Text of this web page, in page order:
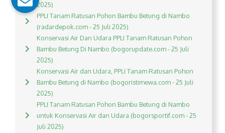
2025)
PPLI Tanam Ratusan Pohon Bambu Betung di Nambo
(radardepok.com - 25 Juli 2025)
Konservasi Air Dan Udara PPLI Tanam Ratusan Pohon
Bambu Betung Di Nambo (bogorupdate.com - 25 Juli
2025)
Konservasi Air dan Udara, PPLI Tanam Ratusan Pohon
Bambu Betung di Nambo (bogoristimewa.com - 25 Juli
2025)
PPLI Tanam Ratusan Pohon Bambu Betung di Nambo
untuk Konservasi Air dan Udara (bogorsportif.com - 25
Juli 2025)